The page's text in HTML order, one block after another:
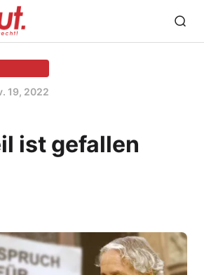
19, 2022
ist gefallen